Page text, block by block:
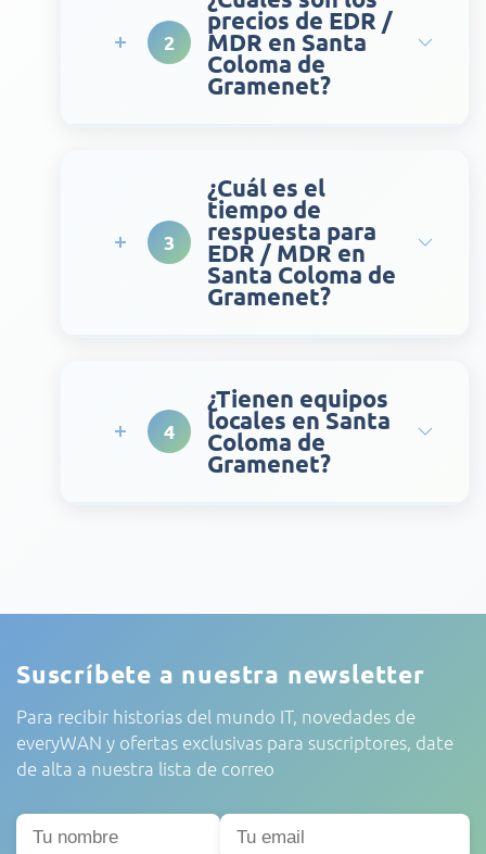
2
precios de EDR /
MDR en Santa
Coloma de
Gramenet?
3
¿Cuál es el
tiempo de
respuesta para
EDR / MDR en
Santa Coloma de
Gramenet?
4
¿Tienen equipos
locales en Santa
Coloma de
Gramenet?
Suscríbete a nuestra newsletter
Para recibir historias del mundo IT, novedades de
everyWAN y ofertas exclusivas para suscriptores, date
de alta a nuestra lista de correo